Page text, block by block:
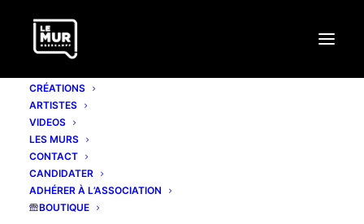
CRÉATIONS
ARTISTES
VIDEOS
LES MURS
CONTACT
CANDIDATER
ADHÉRER À L’ASSOCIATION
BOUTIQUE